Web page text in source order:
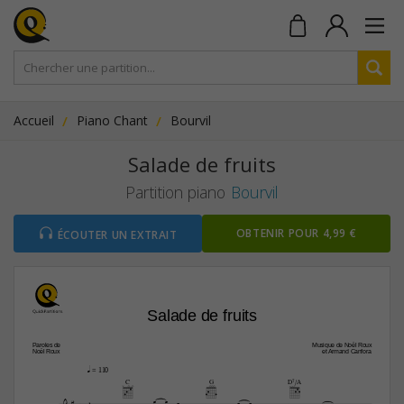
Accueil Piano Chant Bourvil
Salade de fruits
Partition piano Bourvil
ÉCOUTER UN EXTRAIT OBTENIR POUR 4,99 €
Paroles de
Noël Roux
Musique de Noël Roux
et Armand Canfora
Salade de fruits
q = 110
C G D7/A